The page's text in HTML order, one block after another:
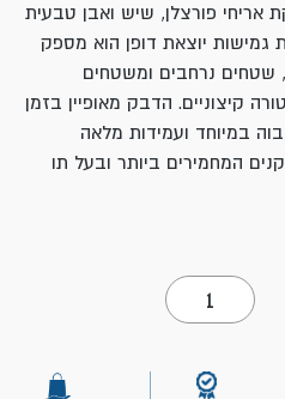
אריחי פורצלן, שיש ואבן טבעית
גמישות יוצאת דופן הוא מספק
שטחים נרחבים ומשטחים
קיצוניים. הדבק מאופיין בזמן
במיוחד ועמידות מלאה
המחמירים ביותר ובעל תו
כמות
של
פלסטומר